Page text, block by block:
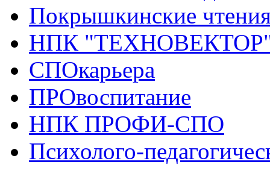
Покрышкинские
НПК
СПОкарьера
ПРОвоспитание
НПК ПРОФИ-СПО
Психолого-